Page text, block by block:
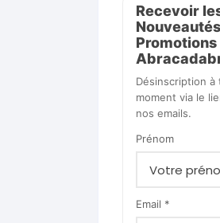
Recevoir
Promotions
Désinscription à
moment via le
nos emails.
Prénom
Email *